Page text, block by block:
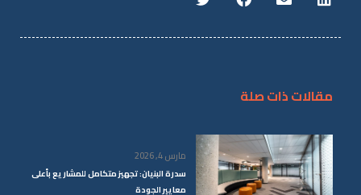
مقالات ذات صلة
مارس 4, 2026
سدرة البنيان: تجهيز متكامل للمشاريع بأعلى
معايير الجودة